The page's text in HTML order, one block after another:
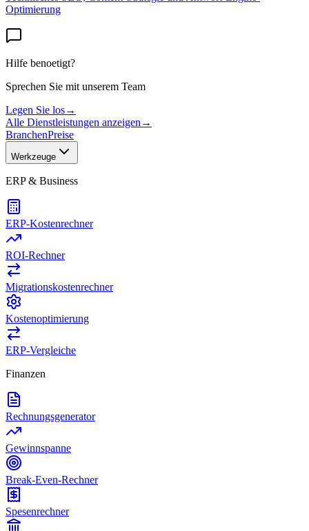
Optimierung
Hilfe benoetigt?
Sprechen Sie mit unserem Team
Legen Sie los→
Alle Dienstleistungen anzeigen →
BranchenPreise
Werkzeuge
ERP & Business
ERP-Kostenrechner
ROI-Rechner
Migrationskostenrechner
Kostenoptimierung
ERP-Vergleiche
Finanzen
Rechnungsgenerator
Gewinnspanne
Break-Even-Rechner
Spesenrechner